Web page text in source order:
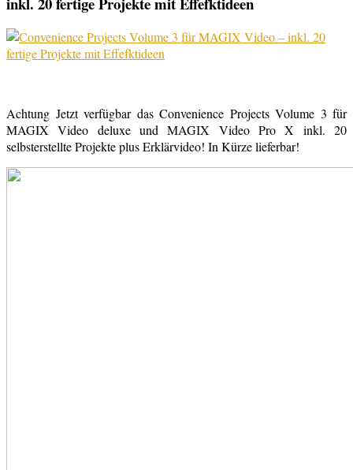
Achtung Jetzt verfügbar das Convenience Projects Volume 3 für
MAGIX Video deluxe und MAGIX Video Pro X inkl. 20
selbsterstellte Projekte plus Erklärvideo! In Kürze lieferbar!